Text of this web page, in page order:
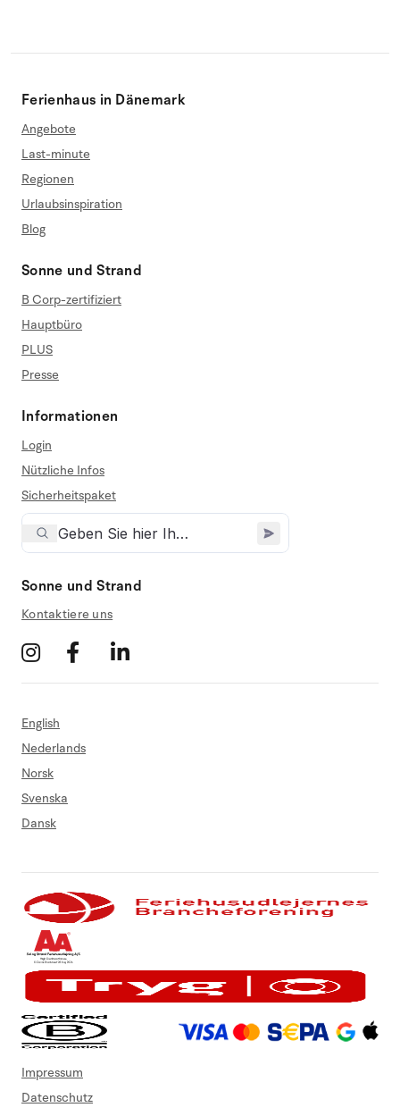
Ferienhaus in Dänemark
Angebote
Last-minute
Regionen
Urlaubsinspiration
Blog
Sonne und Strand
B Corp-zertifiziert
Hauptbüro
PLUS
Presse
Informationen
Login
Nützliche Infos
Sicherheitspaket
Sonne und Strand
Kontaktiere uns
English
Nederlands
Norsk
Svenska
Dansk
Impressum
Datenschutz